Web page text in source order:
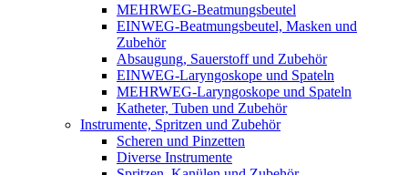
MEHRWEG-Beatmungsbeutel
EINWEG-Beatmungsbeutel, Masken und
Zubehör
Absaugung, Sauerstoff und Zubehör
EINWEG-Laryngoskope und Spateln
MEHRWEG-Laryngoskope und Spateln
Katheter, Tuben und Zubehör
Instrumente, Spritzen und Zubehör
Scheren und Pinzetten
Diverse Instrumente